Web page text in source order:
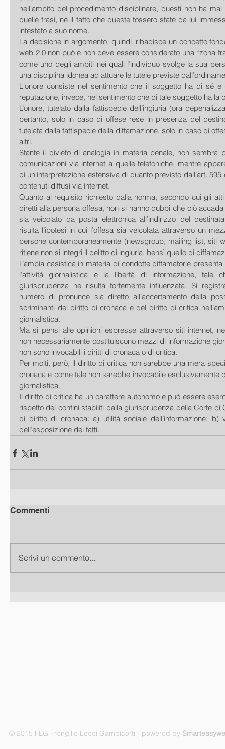
nell'ambito del procedimento disciplinare, questi non ha
quelle frasi, né il fatto che queste fossero state da lui
intestato a suo nome.
La decisione in argomento, quindi, ribadisce un concetto
web 2.0 non può e non deve essere considerato una “zona
come uno degli ambiti nei quali l’individuo svolge la sua
una disciplina idonea ad attuare le tutele previste
L'onore consiste nel sentimento che il soggetto ha di sé
reputazione, invece, nel sentimento che di tale soggetto ha la
L’onore, tutelato dalla fattispecie dell’ingiuria (ora
pertanto, solo in caso di offese rese in presenza del
tutelata dalla fattispecie della diffamazione, solo in caso di
altri.
Stante il divieto di analogia in materia penale, non sembra
comunicazioni via internet a quelle telefoniche, mentre
di un'interpretazione estensiva di quanto previsto dall’art.
contenuti diffusi via internet.
Quanto al requisito richiesto dalla norma, secondo cui gli
diretti alla persona offesa, non si hanno dubbi che ciò
sia veicolato da posta elettronica all’indirizzo del
risulta l’ipotesi in cui l’offesa sia veicolata attraverso un
persone contemporaneamente (newsgroup, mailing list, siti
ritiene non si integri il delitto di ingiuria, bensì quello di
L’ampia casistica in materia di condotte diffamatorie
l’attività giornalistica e la libertà di informazione, tale
giurisprudenza ne risulta fortemente influenzata. Si
numero di pronunce sia diretto all’accertamento della
scriminanti del diritto di cronaca e del diritto di critica
giornalistica.
Ma si pensi alle opinioni espresse attraverso siti internet,
non necessariamente costituiscono mezzi di informazione
non sono invocabili i diritti di cronaca o di critica.
Per molti, però, il diritto di critica non sarebbe una mera
cronaca e come tale non sarebbe invocabile esclusivamente
giornalistica.
Il diritto di critica ha un carattere autonomo e può essere
rispetto dei confini stabiliti dalla giurisprudenza della Corte di
di diritto di cronaca: a) utilità sociale dell’informazione; b)
dell’esposizione dei fatti.
Commenti
Scrivi un commento...
© 2015 FLG Frongillo Lecci Gambicorti - powered by